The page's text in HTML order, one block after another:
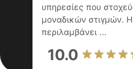
υπηρεσίες που
μοναδικών στιγμών.
περιλαμβάνει ...
10.0